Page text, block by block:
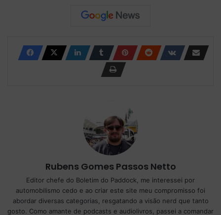
Rubens Gomes Passos Netto
Editor chefe do Boletim do Paddock, me interessei por
automobilismo cedo e ao criar este site meu compromisso foi
abordar diversas categorias, resgatando a visão nerd que tanto
gosto. Como amante de podcasts e audiolivros, passei a comandar